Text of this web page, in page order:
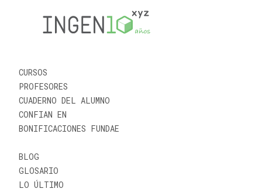
CURSOS
PROFESORES
CUADERNO DEL ALUMNO
CONFIAN EN
BONIFICACIONES FUNDAE
BLOG
GLOSARIO
LO ÚLTIMO